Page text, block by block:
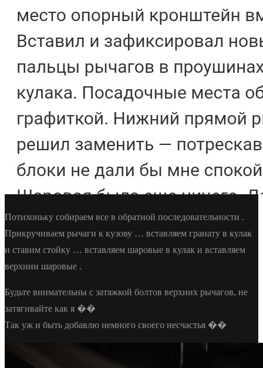
Потихоньку собираем все в обратной последовательности .
Прикручиваем рычаги к кузову … вставляем гранату в кулак
и ставим стойку … вставляем шаровые в кулак и вставляем
верхнии шаровые .
Будьте внимательны с затяжкой болтов верхних рычагов, не
затягивайте как я ��
Так уж и быть добавлю немного своего несчастья ��